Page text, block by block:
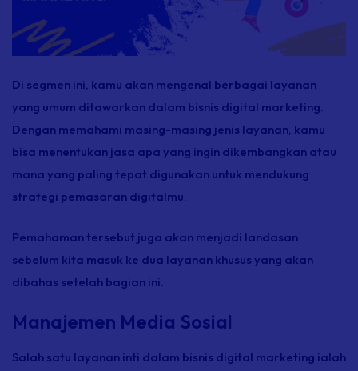
Di segmen ini, kamu akan mengenal berbagai layanan
yang umum ditawarkan dalam bisnis digital marketing.
Dengan memahami masing-masing jenis layanan, kamu
bisa menentukan jasa apa yang ingin dikembangkan atau
mana yang paling tepat digunakan untuk mendukung
strategi pemasaran digitalmu.
Pemahaman tersebut juga akan menjadi landasan
sebelum kita masuk ke dua layanan khusus yang akan
dibahas setelah bagian ini.
Manajemen Media Sosial
Salah satu layanan inti dalam bisnis digital marketing ialah